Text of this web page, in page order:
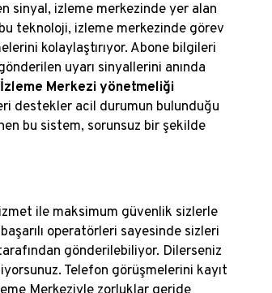
sinyal, izleme merkezinde yer alan
teknoloji, izleme merkezinde görev
kolaylaştırıyor. Abone bilgileri
uyarı sinyallerini anında
Merkezi yönetmeliği
destekler acil durumun bulunduğu
bu sistem, sorunsuz bir şekilde
ile maksimum güvenlik sizlerle
operatörleri sayesinde sizleri
gönderilebiliyor. Dilerseniz
Telefon görüşmelerini kayıt